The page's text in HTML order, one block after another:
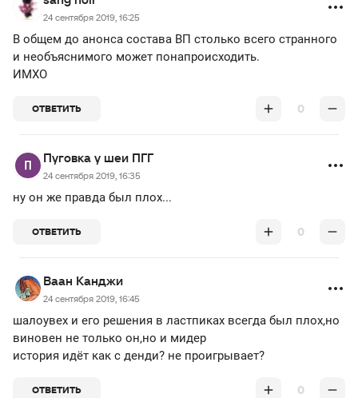
24 сентября 2019, 16:25
В общем до анонса состава ВП столько всего странного
и необъяснимого может понапроисходить.
ИМХО
ОТВЕТИТЬ 0
Пуговка у шеи ПГГ
24 сентября 2019, 16:35
ну он же правда был плох...
ОТВЕТИТЬ 0
Ваан Канджи
24 сентября 2019, 16:45
шалоувех и его решения в ластпиках всегда был плох,но
виновен не только он,но и мидер
история идёт как с денди? не проигрывает?
ОТВЕТИТЬ 0